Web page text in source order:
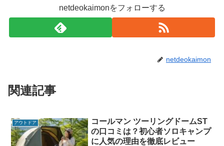
netdeokaimonをフォローする
netdeokaimon
関連記事
アウトドア
コールマン ツーリングドームST
の口コミは？初心者ソロキャンプ
に人気の理由を徹底レビュー